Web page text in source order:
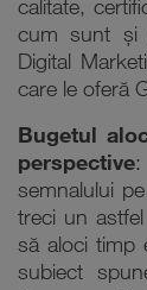
calitate,
cum sunt și
Digital
care le oferă
Bugetul
perspective:
semnalului
treci un
să aloci timp
subiect